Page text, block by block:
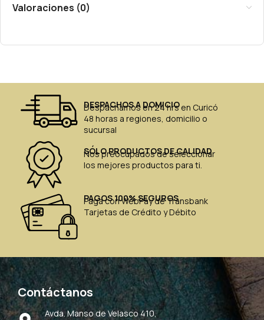
Valoraciones (0)
DESPACHOS A DOMICIO
Despachamos en 24 hrs en Curicó
48 horas a regiones, domicilio o
sucursal
SÓLO PRODUCTOS DE CALIDAD
Nos preocupados de seleccionar
los mejores productos para ti.
PAGOS 100% SEGUROS
Paga con WebPay de Transbank
Tarjetas de Crédito y Débito
Contáctanos
Avda. Manso de Velasco 410,